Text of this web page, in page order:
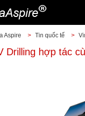
Aspire > Tin quốc tế >
Drilling hợp tác